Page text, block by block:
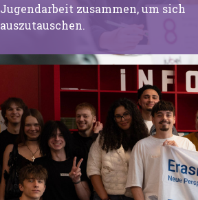
Jugendarbeit zusammen, um sich
auszutauschen.